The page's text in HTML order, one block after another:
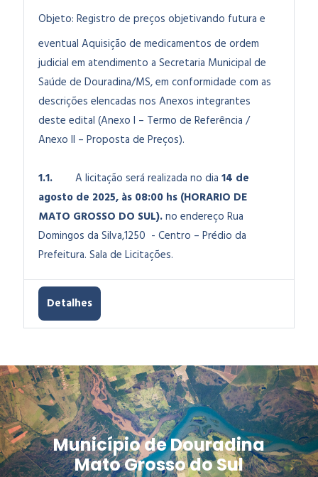
Objeto: Registro de preços objetivando futura e
eventual Aquisição de medicamentos de ordem
judicial em atendimento a Secretaria Municipal de
Saúde de Douradina/MS, em conformidade com as
descrições elencadas nos Anexos integrantes
deste edital (Anexo I – Termo de Referência /
Anexo II – Proposta de Preços).
1.1. A licitação será realizada no dia 14 de
agosto de 2025, às 08:00 hs (HORARIO DE
MATO GROSSO DO SUL).no endereço Rua
Domingos da Silva,1250 - Centro – Prédio da
Prefeitura. Sala de Licitações.
Detalhes
Município de Douradina
Mato Grosso do Sul